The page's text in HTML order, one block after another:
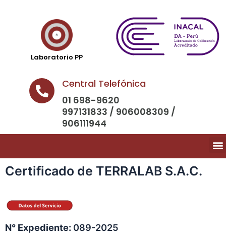
Laboratorio PP
Central Telefónica
01 698-9620
997131833 / 906008309 /
906111944
Certificado de TERRALAB S.A.C.
N° Expediente: 089-2025